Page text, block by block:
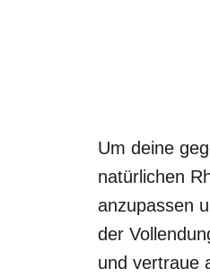
Um deine
natürlichen
anzupassen
der
und vertraue